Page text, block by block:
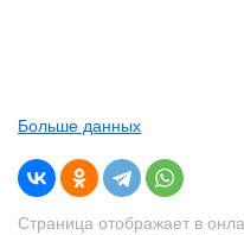
Больше данных
Страница отображает в